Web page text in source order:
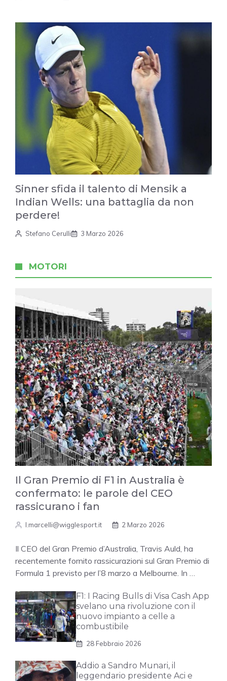
Sinner sfida il talento di Mensik a
Indian Wells: una battaglia da non
perdere!
Stefano Cerulli 3 Marzo 2026
MOTORI
Il Gran Premio di F1 in Australia è
confermato: le parole del CEO
rassicurano i fan
l.marcelli@wigglesport.it 2 Marzo 2026
Il CEO del Gran Premio d’Australia, Travis Auld, ha
recentemente fornito rassicurazioni sul Gran Premio di
Formula 1 previsto per l’8 marzo a Melbourne. In …
F1: I Racing Bulls di Visa Cash App
svelano una rivoluzione con il
nuovo impianto a celle a
combustibile
28 Febbraio 2026
Addio a Sandro Munari, il
leggendario presidente Aci e